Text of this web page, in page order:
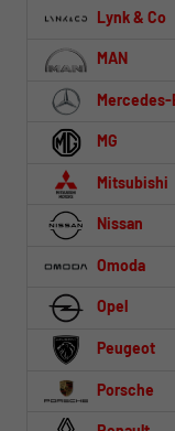
Lynk & Co
MAN
Mercedes-
MG
Mitsubishi
Nissan
Omoda
Opel
Peugeot
Porsche